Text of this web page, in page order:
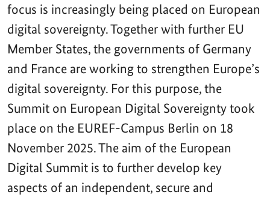
focus is increasingly being placed on European
digital sovereignty. Together with further EU
Member States, the governments of Germany
and France are working to strengthen Europe’s
digital sovereignty. For this purpose, the
Summit on European Digital Sovereignty took
place on the EUREF-Campus Berlin on 18
November 2025. The aim of the European
Digital Summit is to further develop key
aspects of an independent, secure and